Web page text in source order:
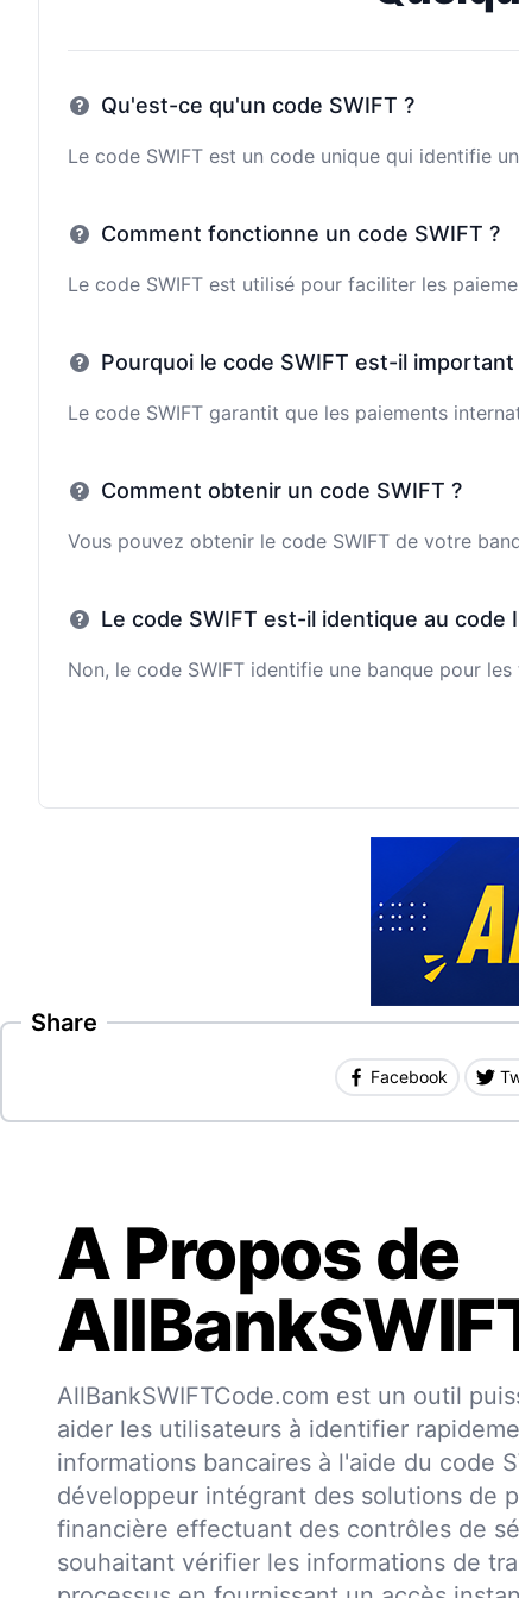
Qu'est-ce qu'un code SWIFT ?
Le code SWIFT est un code unique qui identifie
Comment fonctionne un code SWIFT ?
Le code SWIFT est utilisé pour faciliter les
Pourquoi le code SWIFT est-il important
Le code SWIFT garantit que les paiements
Comment obtenir un code SWIFT ?
Vous pouvez obtenir le code SWIFT de votre
Le code SWIFT est-il identique au code
Non, le code SWIFT identifie une banque pour
Share
Facebook
A Propos de
AllBankSWIFTCode.com est un outil
aider les utilisateurs à identifier
informations bancaires à l'aide du code
développeur intégrant des solutions de
financière effectuant des contrôles de
souhaitant vérifier les informations de